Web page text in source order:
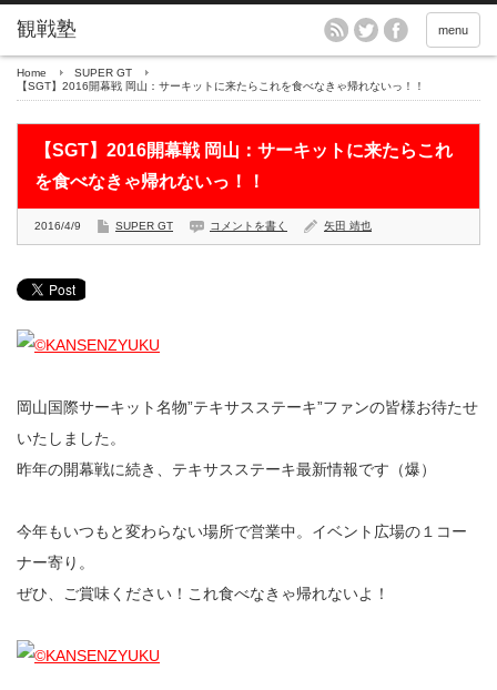
menu
Home
SUPER GT
【SGT】2016開幕戦 岡山：サーキットに来たらこれを食べなきゃ帰れないっ！！
【SGT】2016開幕戦 岡山：サーキットに来たらこれ
を食べなきゃ帰れないっ！！
2016/4/9 SUPER GT コメントを書く 矢田 靖也
岡山国際サーキット名物”テキサスステーキ”ファンの皆様お待たせ
いたしました。
昨年の開幕戦に続き、テキサスステーキ最新情報です（爆）
今年もいつもと変わらない場所で営業中。イベント広場の１コー
ナー寄り。
ぜひ、ご賞味ください！これ食べなきゃ帰れないよ！